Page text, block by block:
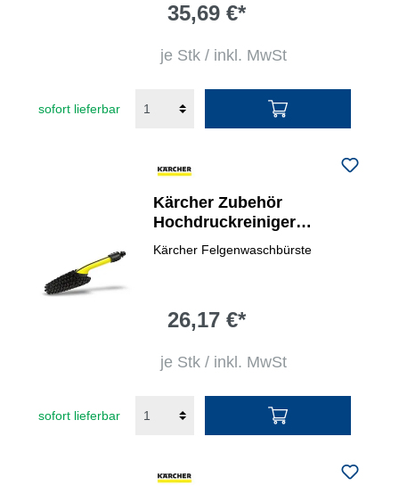
35,69 €*
je Stk / inkl. MwSt
sofort lieferbar
Kärcher Zubehör
Hochdruckreiniger
Felgenwaschbürste
Kärcher Felgenwaschbürste
26,17 €*
je Stk / inkl. MwSt
sofort lieferbar